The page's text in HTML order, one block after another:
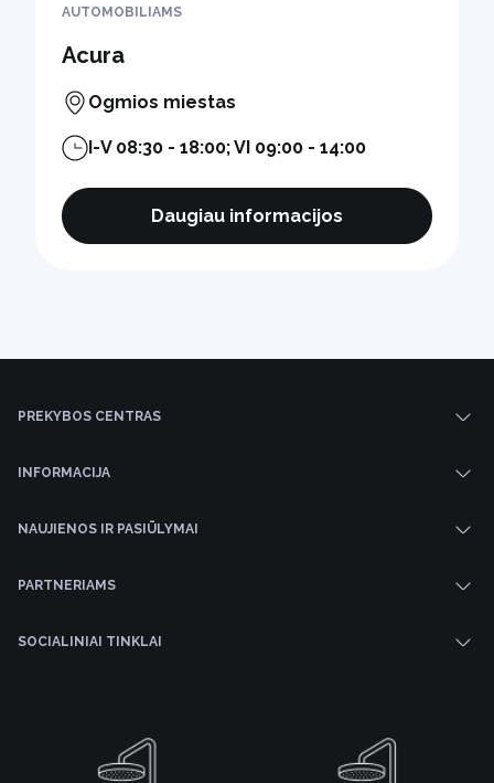
AUTOMOBILIAMS
Acura
Ogmios miestas
I-V 08:30 - 18:00; VI 09:00 - 14:00
Daugiau informacijos
PREKYBOS CENTRAS
INFORMACIJA
NAUJIENOS IR PASIŪLYMAI
PARTNERIAMS
SOCIALINIAI TINKLAI